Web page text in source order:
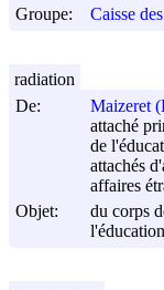
Groupe:
Caisse
De:
Maizeret
attaché
de
attachés
affaires
Objet:
du corps
radiation